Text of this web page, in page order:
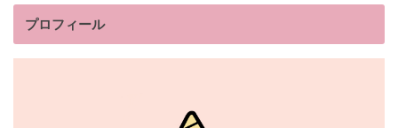
プロフィール